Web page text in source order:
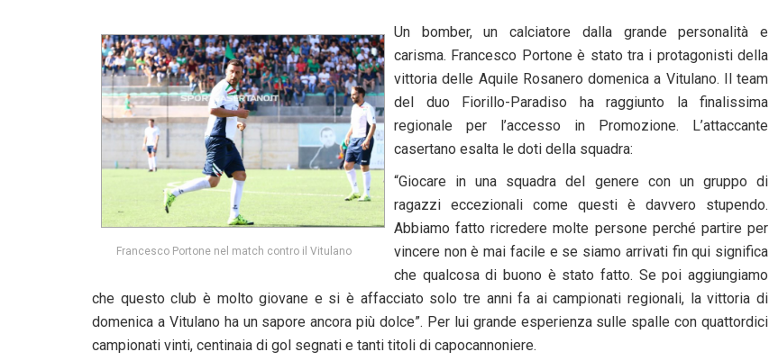
Francesco Portone nel match contro il Vitulano
Un bomber, un calciatore dalla grande personalità e
carisma. Francesco Portone è stato tra i protagonisti della
vittoria delle Aquile Rosanero domenica a Vitulano. Il team
del duo Fiorillo-Paradiso ha raggiunto la finalissima
regionale per l’accesso in Promozione. L’attaccante
casertano esalta le doti della squadra:
“Giocare in una squadra del genere con un gruppo di
ragazzi eccezionali come questi è davvero stupendo.
Abbiamo fatto ricredere molte persone perché partire per
vincere non è mai facile e se siamo arrivati fin qui significa
che qualcosa di buono è stato fatto. Se poi aggiungiamo
che questo club è molto giovane e si è affacciato solo tre anni fa ai campionati regionali, la vittoria di
domenica a Vitulano ha un sapore ancora più dolce”. Per lui grande esperienza sulle spalle con quattordici
campionati vinti, centinaia di gol segnati e tanti titoli di capocannoniere.